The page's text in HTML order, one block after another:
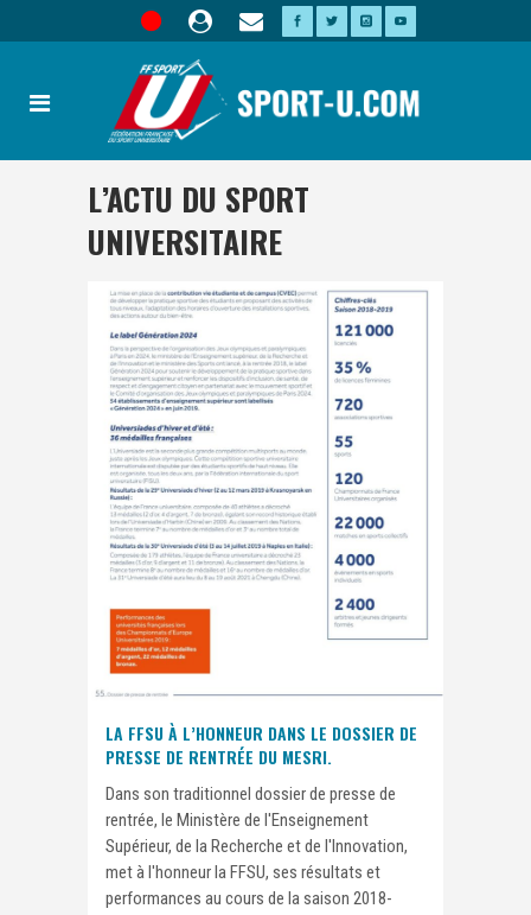
L’ACTU DU SPORT
UNIVERSITAIRE
LA FFSU À L’HONNEUR DANS LE DOSSIER DE
PRESSE DE RENTRÉE DU MESRI.
Dans son traditionnel dossier de presse de
rentrée, le Ministère de l'Enseignement
Supérieur, de la Recherche et de l'Innovation,
met à l'honneur la FFSU, ses résultats et
performances au cours de la saison 2018-